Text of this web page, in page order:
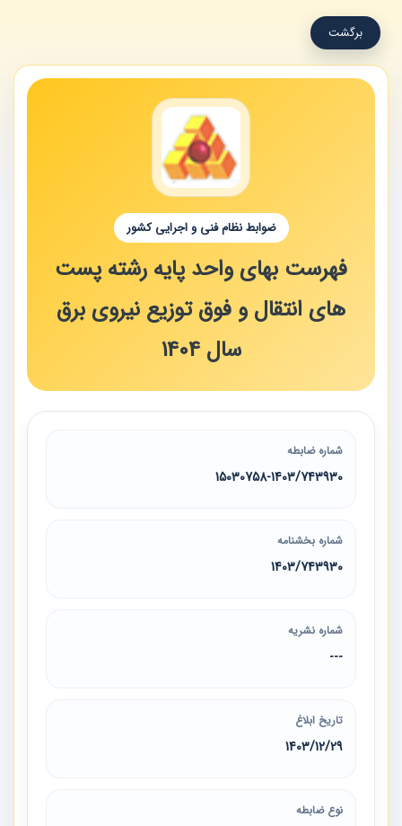
برگشت
ضوابط نظام فنی و اجرایی کشور
فهرست بهای واحد پایه رشته پست
های انتقال و فوق توزیع نیروی برق
سال 1404
شماره ضابطه
15030758-1403/743930
شماره بخشنامه
1403/743930
شماره نشریه
---
تاریخ ابلاغ
1403/12/29
نوع ضابطه